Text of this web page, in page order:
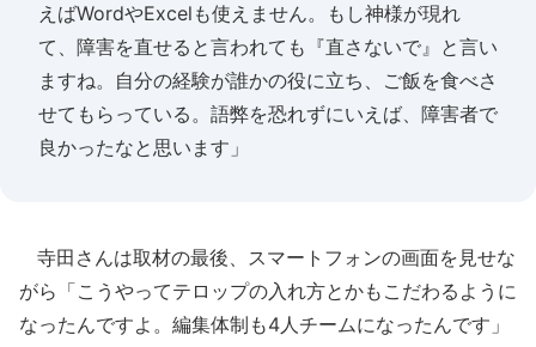
えばWordやExcelも使えません。もし神様が現れ
て、障害を直せると言われても『直さないで』と言い
ますね。自分の経験が誰かの役に立ち、ご飯を食べさ
せてもらっている。語弊を恐れずにいえば、障害者で
良かったなと思います」
寺田さんは取材の最後、スマートフォンの画面を見せな
がら「こうやってテロップの入れ方とかもこだわるように
なったんですよ。編集体制も4人チームになったんです」